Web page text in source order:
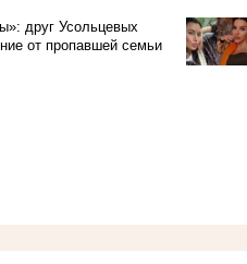
друг Усольцевых
от пропавшей семьи